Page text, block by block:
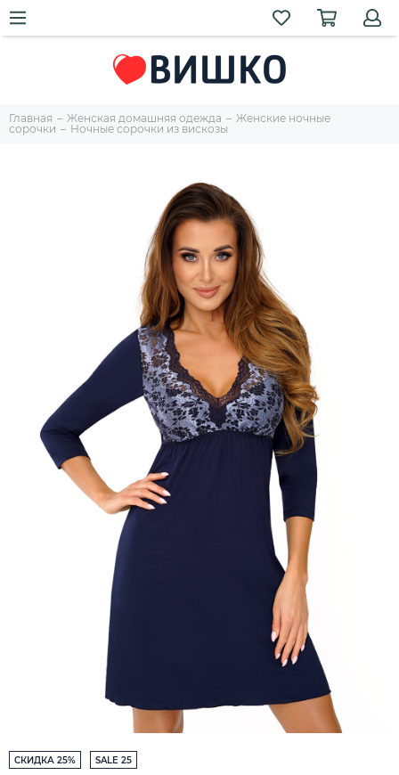
Главная Женская домашняя одежда
Женские ночные
сорочки
Ночные сорочки из вискозы
СКИДКА 25% SALE 25